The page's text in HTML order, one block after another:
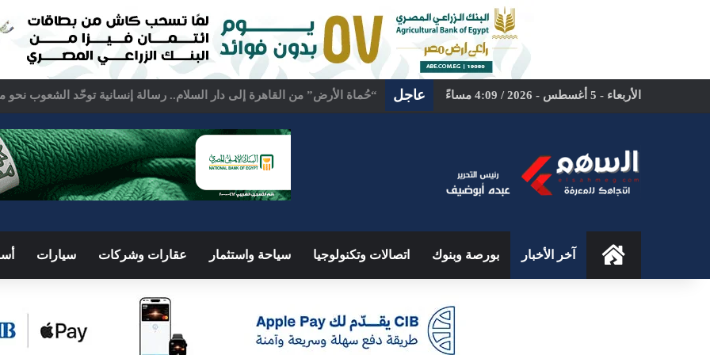
الأربعاء - 5 أغسطس - 2026 / 4:09 مساءً عاجل بمشاركة السعودية.. اجتماع رباعي بالقاهرة لبحث ملفات المنطقة الساخنة
الرئيسيةآخر الأخبار بورصة وبنوك اتصالات وتكنولوجيا سياحة واستثمار عقارات وشركات سيارات